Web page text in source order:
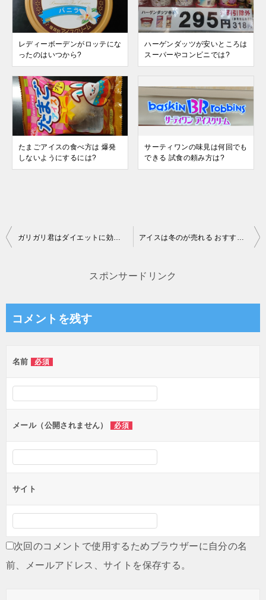
レディーボーデンがロッテにな
ったのはいつから?
ハーゲンダッツが安いところは
スーパーやコンビニでは?
たまごアイスの食べ方は 爆発
しないようにするには?
サーティワンの味見は何回でも
できる 試食の頼み方は?
投
ー
ョ
ン
ガリガリ君はダイエットに効果ある 方法は? アイスは冬のが売れる おすすめは?
スポンサードリンク
コメントを残す
名前 必須
メール（公開されません） 必須
サイト
次回のコメントで使用するためブラウザーに自分の名
前、メールアドレス、サイトを保存する。